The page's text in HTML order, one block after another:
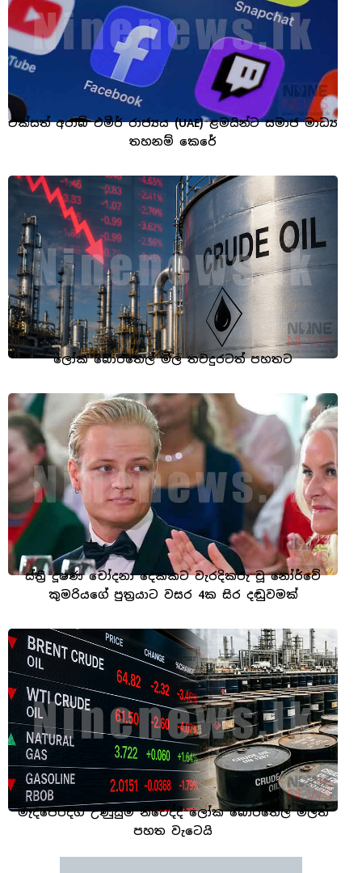
එක්සත් අරාබි එමීර් රාජ්‍යය (UAE) ළමයින්ට සමාජ මාධ්‍ය
තහනම් කෙරේ
ලෝක බොරතෙල් මිල තවදුරටත් පහතට
ස්ත්‍රී දූෂණ චෝදනා දෙකකට වැරදිකරු වූ නෝර්වේ
කුමරියගේ පුත්‍රයාට වසර 4ක සිර දඬුවමක්
මැදපෙරදිග උණුසුම නිවෙද්දී ලෝක බොරතෙල් මිලත්
පහත වැටෙයි